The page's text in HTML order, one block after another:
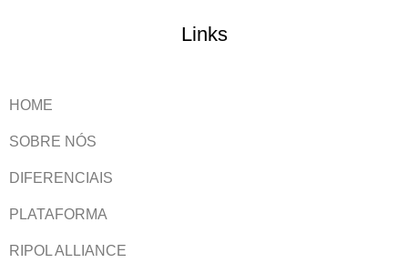
Links
HOME
SOBRE NÓS
DIFERENCIAIS
PLATAFORMA
RIPOL ALLIANCE